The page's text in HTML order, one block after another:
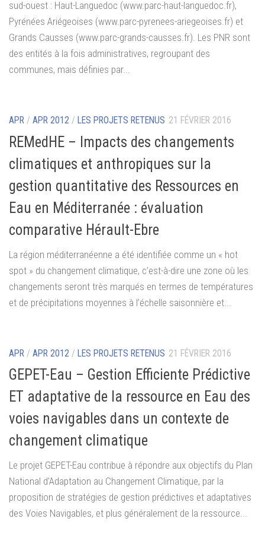
sud-ouest : Haut-Languedoc (www.parc-haut-languedoc.fr),
Pyrénées Ariégeoises (www.parc-pyrenees-ariegeoises.fr) et
Grands Causses (www.parc-grands-causses.fr). Les PNR sont
des entités à la fois administratives, regroupant des
communes, mais définies par...
APR / APR 2012 / LES PROJETS RETENUS 21 FÉVRIER 2016
REMedHE – Impacts des changements
climatiques et anthropiques sur la
gestion quantitative des Ressources en
Eau en Méditerranée : évaluation
comparative Hérault-Ebre
La région méditerranéenne a été identifiée comme un « hot
spot » du changement climatique, c’est-à-dire une zone où les
changements seront très marqués en termes de températures
et de précipitations moyennes à l’échelle saisonnière et...
APR / APR 2012 / LES PROJETS RETENUS 21 FÉVRIER 2016
GEPET-Eau – Gestion Efficiente Prédictive
ET adaptative de la ressource en Eau des
voies navigables dans un contexte de
changement climatique
Le projet GEPET-Eau contribue à répondre aux objectifs du Plan
National d’Adaptation au Changement Climatique, par la
proposition de stratégies de gestion prédictives et adaptatives
des Voies Navigables, et plus généralement de la ressource...